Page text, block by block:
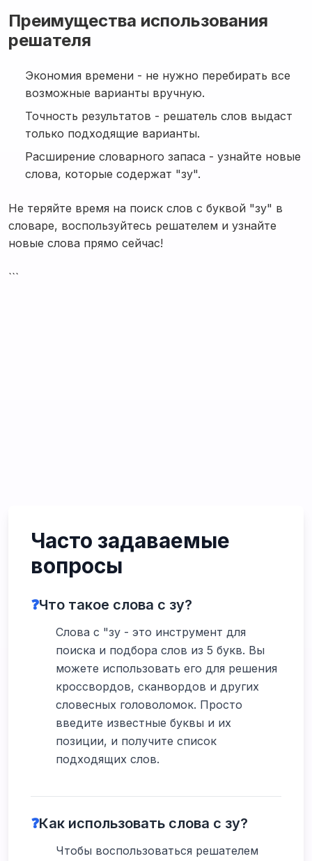
Преимущества использования
решателя
Экономия времени - не нужно перебирать все
возможные варианты вручную.
Точность результатов - решатель слов выдаст
только подходящие варианты.
Расширение словарного запаса - узнайте новые
слова, которые содержат "зу".
Не теряйте время на поиск слов с буквой "зу" в
словаре, воспользуйтесь решателем и узнайте
новые слова прямо сейчас!
```
Часто задаваемые
вопросы
❓Что такое слова с зу?
Слова с "зу - это инструмент для
поиска и подбора слов из 5 букв. Вы
можете использовать его для решения
кроссвордов, сканвордов и других
словесных головоломок. Просто
введите известные буквы и их
позиции, и получите список
подходящих слов.
❓Как использовать слова с зу?
Чтобы воспользоваться решателем